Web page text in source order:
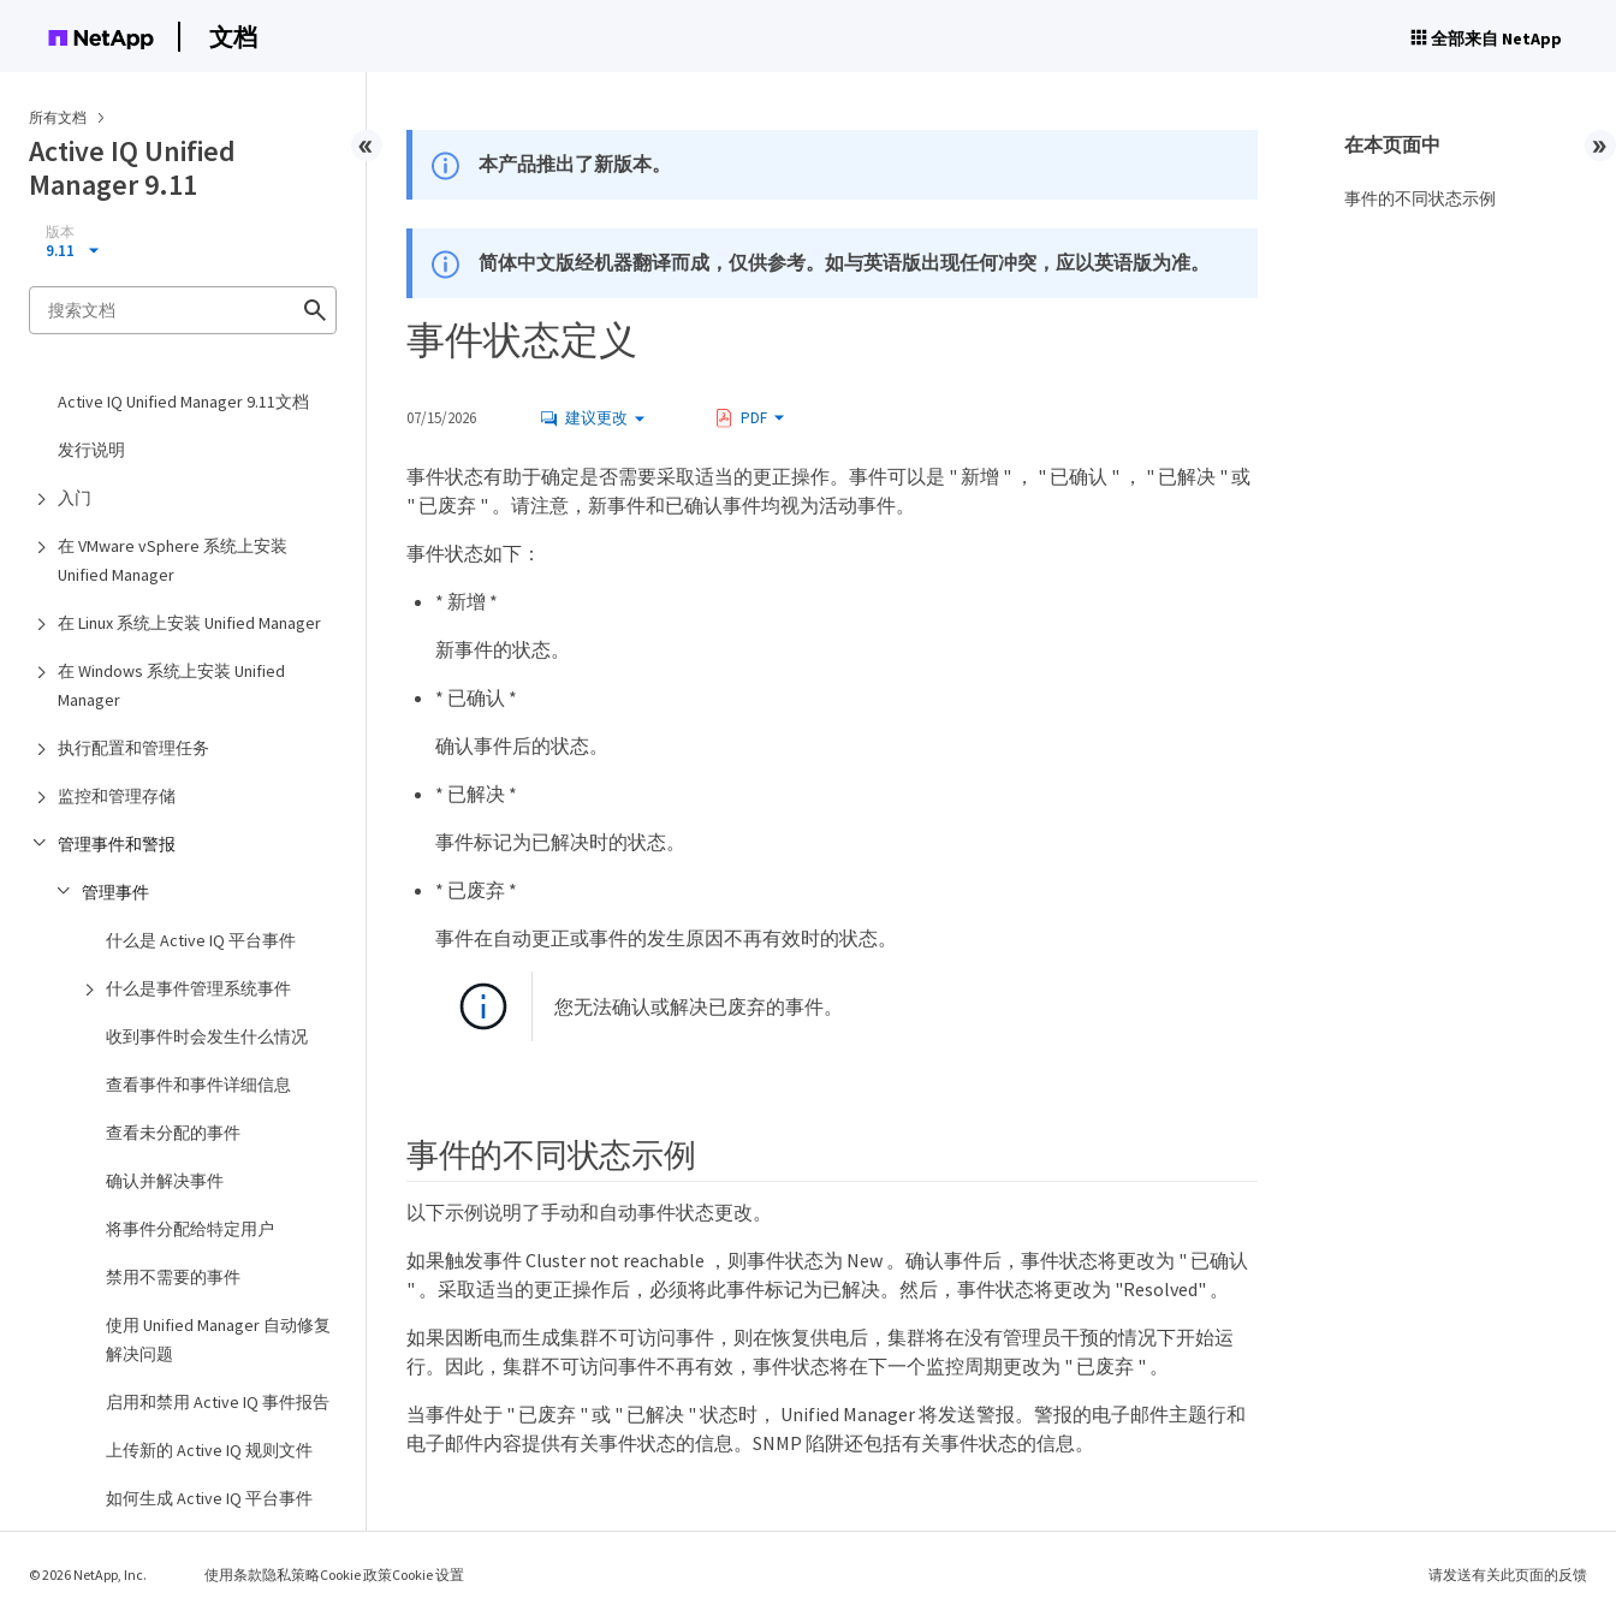
文档 全部来自 NetApp
所有文档
Active IQ Unified
Manager 9.11
版本
9.11
Active IQ Unified Manager 9.11文档
发行说明
入门
在 VMware vSphere 系统上安装
Unified Manager
在 Linux 系统上安装 Unified Manager
在 Windows 系统上安装 Unified
Manager
执行配置和管理任务
监控和管理存储
管理事件和警报
管理事件
什么是 Active IQ 平台事件
什么是事件管理系统事件
收到事件时会发生什么情况
查看事件和事件详细信息
查看未分配的事件
确认并解决事件
将事件分配给特定用户
禁用不需要的事件
使用 Unified Manager 自动修复
解决问题
启用和禁用 Active IQ 事件报告
上传新的 Active IQ 规则文件
如何生成 Active IQ 平台事件
本产品推出了新版本。
简体中文版经机器翻译而成，仅供参考。如与英语版出现任何冲突，应以英语版为准。
事件状态定义
07/15/2026 建议更改 PDF
事件状态有助于确定是否需要采取适当的更正操作。事件可以是 " 新增 " ， " 已确认 " ， " 已解决 " 或
" 已废弃 " 。请注意，新事件和已确认事件均视为活动事件。
事件状态如下：
* 新增 *
新事件的状态。
* 已确认 *
确认事件后的状态。
* 已解决 *
事件标记为已解决时的状态。
* 已废弃 *
事件在自动更正或事件的发生原因不再有效时的状态。
您无法确认或解决已废弃的事件。
事件的不同状态示例
以下示例说明了手动和自动事件状态更改。
如果触发事件 Cluster not reachable ，则事件状态为 New 。确认事件后，事件状态将更改为 " 已确认
" 。采取适当的更正操作后，必须将此事件标记为已解决。然后，事件状态将更改为 "Resolved" 。
如果因断电而生成集群不可访问事件，则在恢复供电后，集群将在没有管理员干预的情况下开始运
行。因此，集群不可访问事件不再有效，事件状态将在下一个监控周期更改为 " 已废弃 " 。
当事件处于 " 已废弃 " 或 " 已解决 " 状态时， Unified Manager 将发送警报。警报的电子邮件主题行和
电子邮件内容提供有关事件状态的信息。SNMP 陷阱还包括有关事件状态的信息。
在本页面中
事件的不同状态示例
© 2026 NetApp, Inc. 使用条款隐私策略Cookie 政策Cookie 设置 请发送有关此页面的反馈